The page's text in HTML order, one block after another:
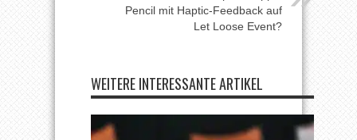
Pencil mit Haptic-Feedback auf
Let Loose Event?
WEITERE INTERESSANTE ARTIKEL